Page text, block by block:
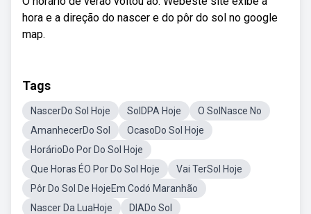
hora e a direção do nascer e do pôr do sol no google
map.
Tags
NascerDo Sol Hoje SolDPA Hoje
O SolNasce No
AmanhecerDo Sol
OcasoDo Sol Hoje
HorárioDo Por Do Sol Hoje
Que Horas ÉO Por Do Sol Hoje
Vai TerSol Hoje
Pôr Do Sol De HojeEm Codó Maranhão
Nascer Da LuaHoje
DIADo Sol